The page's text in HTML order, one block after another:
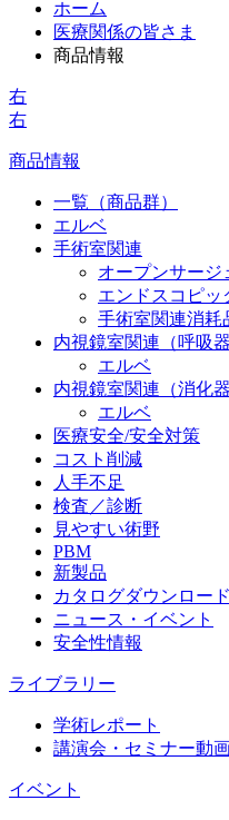
ホーム
医療関係の皆さま
商品情報
右
右
商品情報
一覧（商品群）
エルベ
手術室関連
オープンサージ
エンドスコピッ
手術室関連消耗
内視鏡室関連（呼吸
エルベ
内視鏡室関連（消化
エルベ
医療安全/安全対策
コスト削減
人手不足
検査／診断
見やすい術野
PBM
新製品
カタログダウンロード
ニュース・イベント
安全性情報
ライブラリー
学術レポート
講演会・セミナー動
イベント